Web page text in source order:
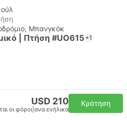
Μπανγκόκ
| Πτήση #UO615 +1
USD 210
οι φόροι ανα ενήλικα
Κράτηση